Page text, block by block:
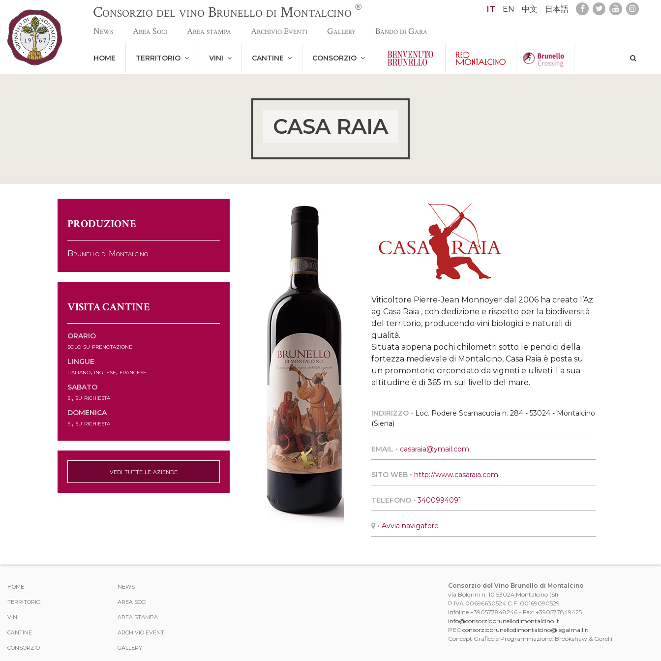
Consorzio del vino Brunello di Montalcino ® IT EN 中文 日本語
News Area Soci Area stampa Archivio Eventi Gallery Bando di Gara
HOME TERRITORIO VINI CANTINE CONSORZIO
CASA RAIA
PRODUZIONE
Brunello di Montalcino
VISITA CANTINE
ORARIO
solo su prenotazione
LINGUE
italiano, inglese, francese
SABATO
si, su richiesta
DOMENICA
si, su richiesta
vedi tutte le aziende
Viticoltore Pierre-Jean Monnoyer dal 2006 ha creato l’Az
ag Casa Raia , con dedizione e rispetto per la biodiversità
del territorio, producendo vini biologici e naturali di
qualità.
Situata appena pochi chilometri sotto le pendici della
fortezza medievale di Montalcino, Casa Raia è posta su
un promontorio circondato da vigneti e uliveti. La sua
altitudine è di 365 m. sul livello del mare.
INDIRIZZO • Loc. Podere Scarnacuoia n. 284 - 53024 - Montalcino
(Siena)
EMAIL • casaraia@ymail.com
SITO WEB •http://www.casaraia.com
TELEFONO •3400994091
• Avvia navigatore
HOME
TERRITORIO
VINI
CANTINE
CONSORZIO
NEWS
AREA SOCI
AREA STAMPA
ARCHIVIO EVENTI
GALLERY
Consorzio del Vino Brunello di Montalcino
via Boldrini n. 10 53024 Montalcino (SI)
P.IVA 00696630524 C.F. 00169090529
Infoline +390577848246 - Fax: +390577849425
info@consorziobrunellodimontalcino.it
PEC consorziobrunellodimontalcino@legalmail.it
Concept Grafico e Programmazione: Brookshaw & Gorelli